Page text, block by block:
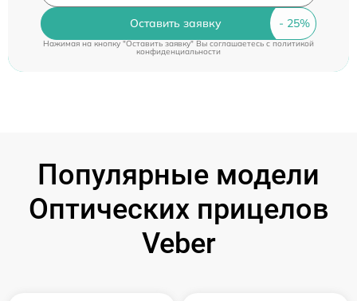
Оставить заявку
Нажимая на кнопку "Оставить заявку" Вы соглашаетесь cполитикой
конфиденциальности
Популярные модели
Оптических прицелов
Veber